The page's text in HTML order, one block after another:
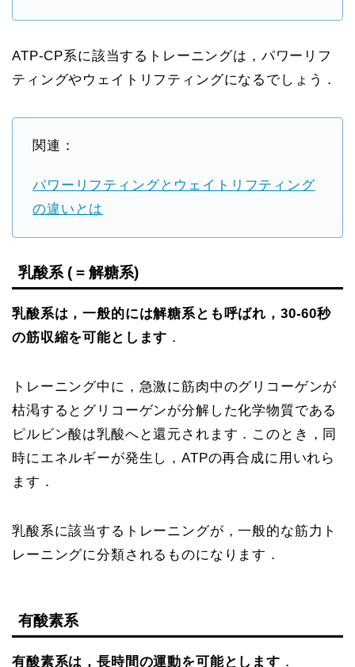
ATP-CP系に該当するトレーニングは，パワーリフ
ティングやウェイトリフティングになるでしょう．
関連：
パワーリフティングとウェイトリフティング
の違いとは
乳酸系 ( = 解糖系)
乳酸系は，一般的には解糖系とも呼ばれ，30-60秒
の筋収縮を可能とします ．
トレーニング中に，急激に筋肉中のグリコーゲンが
枯渇するとグリコーゲンが分解した化学物質である
ピルビン酸は乳酸へと還元されます．このとき，同
時にエネルギーが発生し，ATPの再合成に用いれら
ます．
乳酸系に該当するトレーニングが，一般的な筋力ト
レーニングに分類されるものになります．
有酸素系
有酸素系は，長時間の運動を可能とします ．